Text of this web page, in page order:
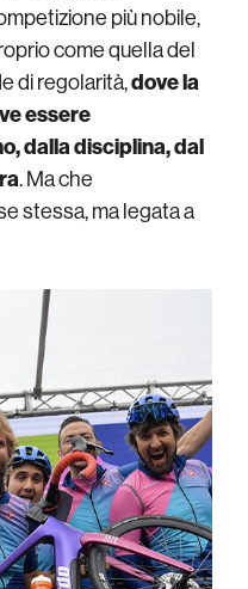
più nobile,
come quella del
di regolarità,dove la
essere
dalla disciplina, dal
. Ma che
stessa, ma legata a